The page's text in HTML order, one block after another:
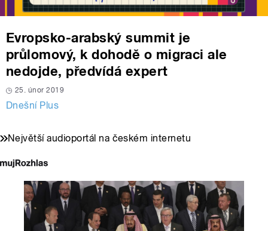
Evropsko-arabský summit je
průlomový, k dohodě o migraci ale
nedojde, předvídá expert
25. únor 2019
Dnešní Plus
Největší audioportál na českém internetu